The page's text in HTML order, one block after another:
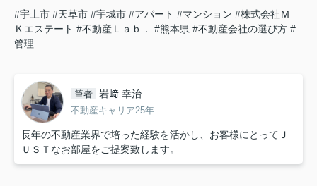
#宇土市 #天草市 #宇城市 #アパート #マンション #株式会社Ｍ
Ｋエステート #不動産Ｌａｂ． #熊本県 #不動産会社の選び方 #
管理
筆者 岩﨑 幸治
不動産キャリア25年
長年の不動産業界で培った経験を活かし、お客様にとってＪ
ＵＳＴなお部屋をご提案致します。